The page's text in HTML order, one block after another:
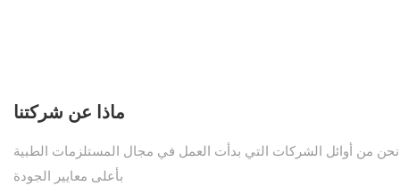
ماذا عن شركتنا
نحن من أوائل الشركات التي بدأت العمل في مجال المستلزمات الطبية
بأعلى معايير الجودة